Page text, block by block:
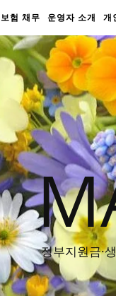
보험 채무 운영자 소개 개
정부지원금·